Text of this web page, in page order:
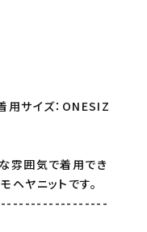
サイズ：ONESIZ
雰囲気で着用でき
ヘヤニットです。